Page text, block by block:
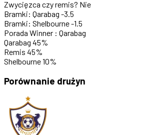
Zwycięzca czy remis? Nie
Bramki: Qarabag -3.5
Bramki: Shelbourne-1.5
Porada Winner : Qarabag
Qarabag 45%
Remis 45%
Shelbourne10%
Porównanie drużyn